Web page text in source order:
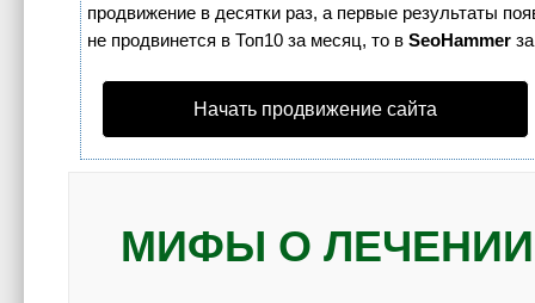
продвижение в десятки раз, а первые результаты
не продвинется в Топ10 за месяц, то вSeoHammer
Начать продвижение сайта
МИФЫ О